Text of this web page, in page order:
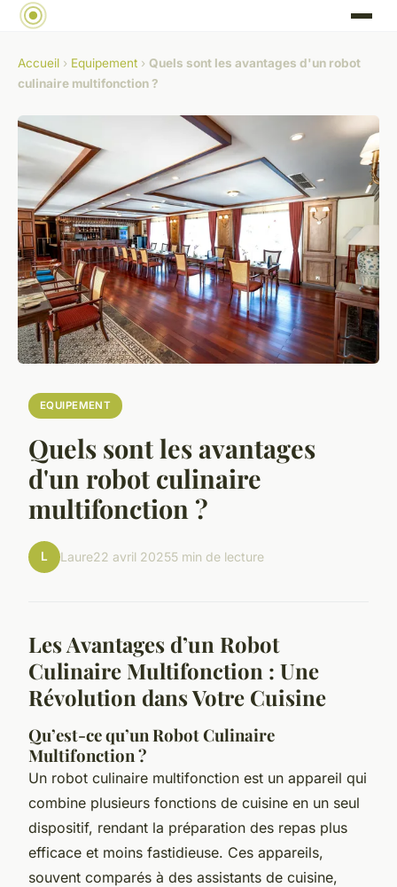
Accueil › Equipement › Quels sont les avantages d'un robot
culinaire multifonction ?
EQUIPEMENT
Quels sont les avantages
d'un robot culinaire
multifonction ?
L Laure22 avril 20255 min de lecture
Les Avantages d’un Robot
Culinaire Multifonction : Une
Révolution dans Votre Cuisine
Qu’est-ce qu’un Robot Culinaire
Multifonction ?
Un robot culinaire multifonction est un appareil qui
combine plusieurs fonctions de cuisine en un seul
dispositif, rendant la préparation des repas plus
efficace et moins fastidieuse. Ces appareils,
souvent comparés à des assistants de cuisine,